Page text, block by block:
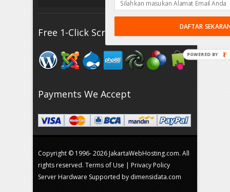
Free 1-Click Script Installs!
Payments We Accept
Copyright © 1996-2026 JakartaWebHosting.com. All
rights reserved. Terms of Use | Privacy Policy
Server Hardware Supported by dimensidata.com
DAFTAR
POWERED